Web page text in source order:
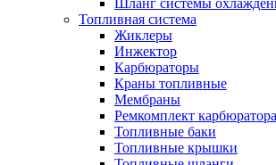
Шланг системы
Топливная система
Жиклеры
Инжектор
Карбюраторы
Краны топливные
Мембраны
Ремкомплект карбюратора
Топливные баки
Топливные крышки